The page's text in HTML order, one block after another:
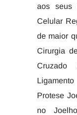
aos seus
Celular
de maior
Cirurgia
Cruzado
Protese
no